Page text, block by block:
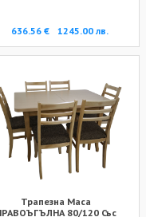
636.56 € 1245.00 лв.
Трапезна Маса
80/120 Със